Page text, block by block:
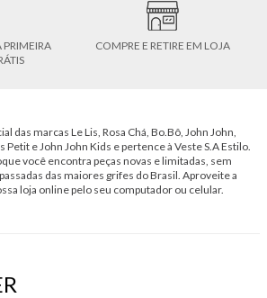
PRIMEIRA
COMPRE E RETIRE EM LOJA
das marcas Le Lis, Rosa Chá, Bo.Bô, John John,
Petit e John John Kids e pertence à Veste S.A Estilo.
você encontra peças novas e limitadas, sem
das maiores grifes do Brasil. Aproveite a
loja online pelo seu computador ou celular.